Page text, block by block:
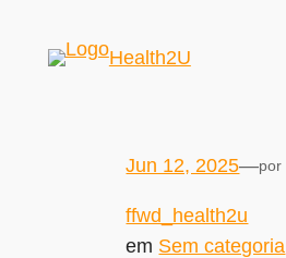
Health2U
Jun 12, 2025—por
ffwd_health2u
em Sem categoria